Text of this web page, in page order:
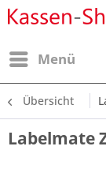
Menü
Übersicht
Labelmate